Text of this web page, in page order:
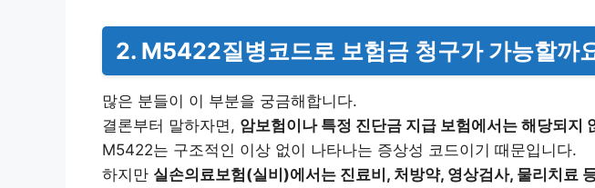
2. M5422질병코드로 보험금 청구가 가능할까
많은 분들이 이 부분을 궁금해합니다.
결론부터 말하자면, 암보험이나 특정 진단금 지급 보험에서는 해당되지
M5422는 구조적인 이상 없이 나타나는 증상성 코드이기 때문입니다.
하지만 실손의료보험(실비)에서는 진료비, 처방약, 영상검사, 물리치료